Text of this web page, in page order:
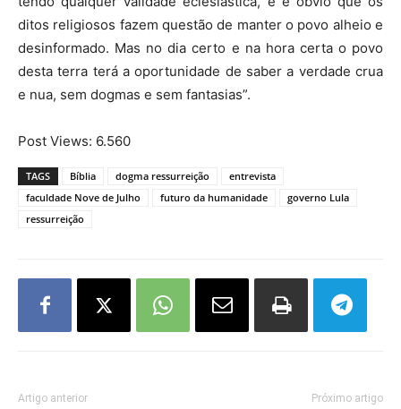
ditos religiosos fazem questão de manter o povo alheio e
desinformado. Mas no dia certo e na hora certa o povo
desta terra terá a oportunidade de saber a verdade crua
e nua, sem dogmas e sem fantasias”.
Post Views: 6.560
TAGS Bíblia dogma ressurreição
entrevista
faculdade Nove de Julho
futuro da humanidade
governo Lula
ressurreição
Artigo anterior Próximo artigo